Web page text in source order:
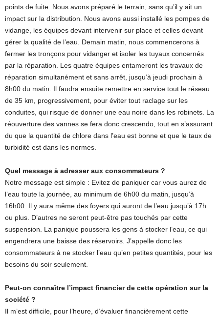
points de fuite. Nous avons préparé le terrain, sans qu’il y ait un
impact sur la distribution. Nous avons aussi installé les pompes de
vidange, les équipes devant intervenir sur place et celles devant
gérer la qualité de l’eau. Demain matin, nous commencerons à
fermer les tronçons pour vidanger et isoler les tuyaux concernés
par la réparation. Les quatre équipes entameront les travaux de
réparation simultanément et sans arrêt, jusqu’à jeudi prochain à
8h00 du matin. Il faudra ensuite remettre en service tout le réseau
de 35 km, progressivement, pour éviter tout raclage sur les
conduites, qui risque de donner une eau noire dans les robinets. La
réouverture des vannes se fera donc crescendo, tout en s’assurant
du que la quantité de chlore dans l’eau est bonne et que le taux de
turbidité est dans les normes.
Quel message à adresser aux consommateurs ?
Notre message est simple : Evitez de paniquer car vous aurez de
l’eau toute la journée, au minimum de 6h00 du matin, jusqu’à
16h00. Il y aura même des foyers qui auront de l’eau jusqu’à 17h
ou plus. D’autres ne seront peut-être pas touchés par cette
suspension. La panique poussera les gens à stocker l’eau, ce qui
engendrera une baisse des réservoirs. J’appelle donc les
consommateurs à ne stocker l’eau qu’en petites quantités, pour les
besoins du soir seulement.
Peut-on connaître l’impact financier de cette opération sur la
société ?
Il m’est difficile, pour l’heure, d’évaluer financièrement cette